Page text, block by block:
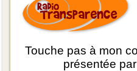
Touche pas à mon
présentée